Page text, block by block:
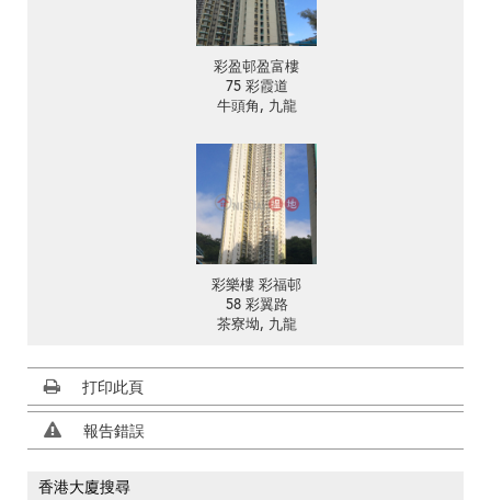
彩盈邨盈富樓
75 彩霞道
牛頭角, 九龍
彩樂樓 彩福邨
58 彩翼路
茶寮坳, 九龍
打印此頁
報告錯誤
香港大廈搜尋